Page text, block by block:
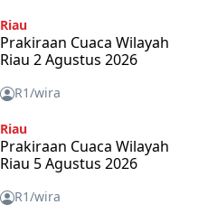
Riau
Prakiraan Cuaca Wilayah
Riau 2 Agustus 2026
R1/wira
Riau
Prakiraan Cuaca Wilayah
Riau 5 Agustus 2026
R1/wira